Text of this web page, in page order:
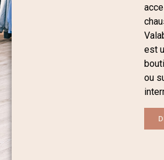
est
ou